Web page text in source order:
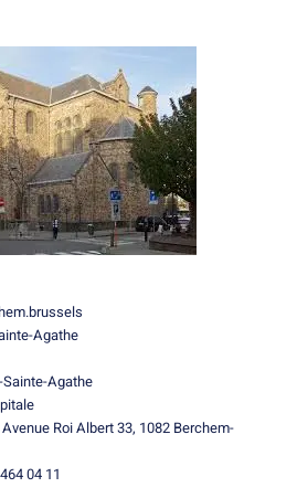
Agathe
Agathe
Roi Albert 33, 1082 Berchem-
04 11